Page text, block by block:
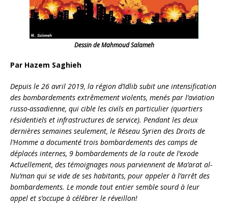
Dessin de Mahmoud Salameh
Par Hazem Saghieh
Depuis le 26 avril 2019, la région d’Idlib subit une intensification
des bombardements extrêmement violents, menés par l’aviation
russo-assadienne, qui cible les civils en particulier (quartiers
résidentiels et infrastructures de service). Pendant les deux
dernières semaines seulement, le Réseau Syrien des Droits de
l’Homme a documenté trois bombardements des camps de
déplacés internes, 9 bombardements de la route de l’exode
Actuellement, des témoignages nous parviennent de Ma’arat al-
Nu’man qui se vide de ses habitants, pour appeler à l’arrêt des
bombardements. Le monde tout entier semble sourd à leur
appel et s’occupe à célébrer le réveillon!